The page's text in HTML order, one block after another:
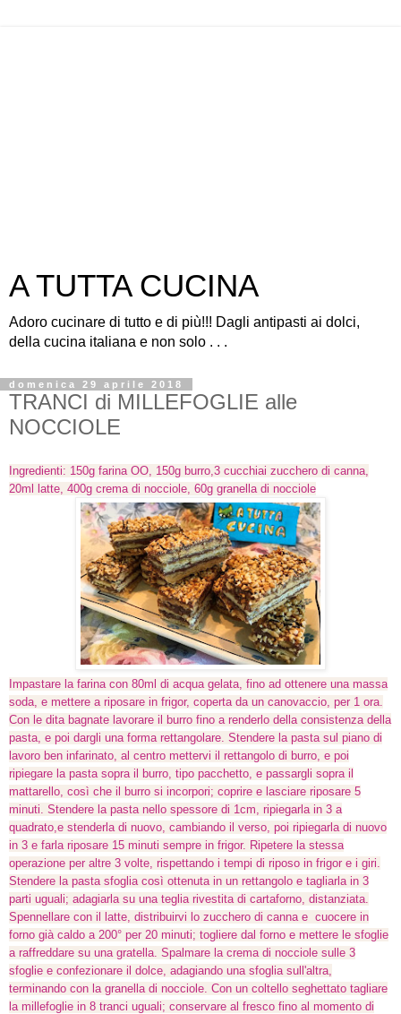
A TUTTA CUCINA
Adoro cucinare di tutto e di più!!! Dagli antipasti ai dolci,
della cucina italiana e non solo . . .
domenica 29 aprile 2018
TRANCI di MILLEFOGLIE alle
NOCCIOLE
Ingredienti: 150g farina OO, 150g burro,3 cucchiai zucchero di canna,
20ml latte, 400g crema di nocciole, 60g granella di nocciole
Impastare la farina con 80ml di acqua gelata, fino ad ottenere una massa
soda, e mettere a riposare in frigor, coperta da un canovaccio, per 1 ora.
Con le dita bagnate lavorare il burro fino a renderlo della consistenza della
pasta, e poi dargli una forma rettangolare. Stendere la pasta sul piano di
lavoro ben infarinato, al centro mettervi il rettangolo di burro, e poi
ripiegare la pasta sopra il burro, tipo pacchetto, e passargli sopra il
mattarello, così che il burro si incorpori; coprire e lasciare riposare 5
minuti. Stendere la pasta nello spessore di 1cm, ripiegarla in 3 a
quadrato,e stenderla di nuovo, cambiando il verso, poi ripiegarla di nuovo
in 3 e farla riposare 15 minuti sempre in frigor. Ripetere la stessa
operazione per altre 3 volte, rispettando i tempi di riposo in frigor e i giri.
Stendere la pasta sfoglia così ottenuta in un rettangolo e tagliarla in 3
parti uguali; adagiarla su una teglia rivestita di cartaforno, distanziata.
Spennellare con il latte, distribuirvi lo zucchero di canna e cuocere in
forno già caldo a 200° per 20 minuti; togliere dal forno e mettere le sfoglie
a raffreddare su una gratella. Spalmare la crema di nocciole sulle 3
sfoglie e confezionare il dolce, adagiando una sfoglia sull'altra,
terminando con la granella di nocciole. Con un coltello seghettato tagliare
la millefoglie in 8 tranci uguali; conservare al fresco fino al momento di